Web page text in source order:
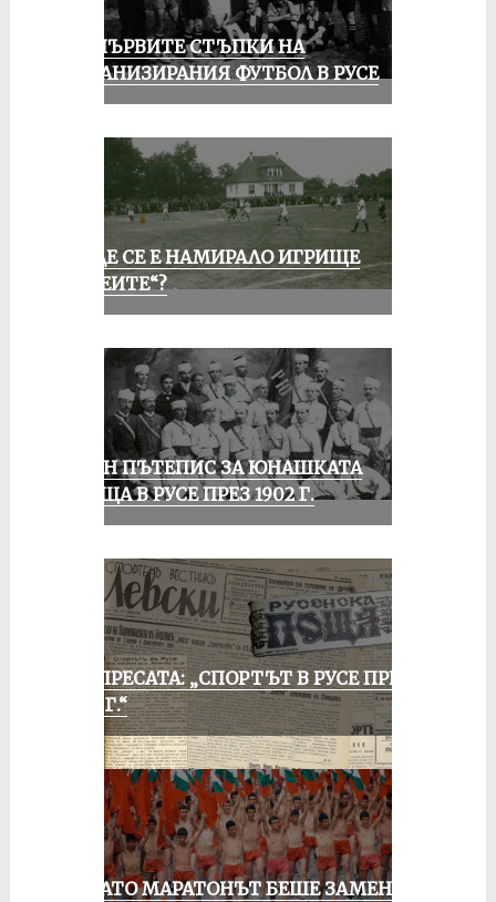
ЗА ПЪРВИТЕ СТЪПКИ НА
ОРГАНИЗИРАНИЯ ФУТБОЛ В РУСЕ
КЪДЕ СЕ Е НАМИРАЛО ИГРИЩЕ
„АЛЕИТЕ“?
ЕДИН ПЪТЕПИС ЗА ЮНАШКАТА
СРЕЩА В РУСЕ ПРЕЗ 1902 Г.
ОТ ПРЕСАТА: „СПОРТЪТ В РУСЕ ПРЕЗ
1935 Г.“
КОГАТО МАРАТОНЪТ БЕШЕ ЗАМЕНЕН